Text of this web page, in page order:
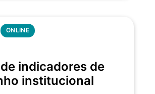
ONLINE
indicadores de
institucional